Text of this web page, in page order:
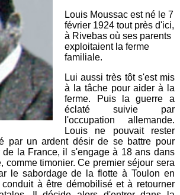
Louis Moussac est né le 7
février 1924 tout près d'ici,
à Rivebas où ses parents
exploitaient la ferme
familiale.
Lui aussi très tôt s'est mis
à la tâche pour aider à la
ferme. Puis la guerre a
éclaté suivie par
l'occupation allemande.
Louis ne pouvait rester
par un ardent désir de se battre pour
de la France, il s'engage à 18 ans dans
comme timonier. Ce premier séjour sera
le sabordage de la flotte à Toulon en
à être démobilisé et à retourner